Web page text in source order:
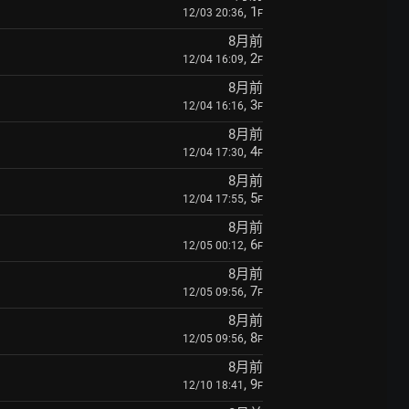
12/03 20:36, 1 F
8月前
12/04 16:09, 2F
8月前
12/04 16:16, 3F
8月前
12/04 17:30, 4F
8月前
12/04 17:55, 5F
8月前
12/05 00:12, 6F
8月前
12/05 09:56, 7F
8月前
12/05 09:56, 8F
8月前
12/10 18:41 , 9F